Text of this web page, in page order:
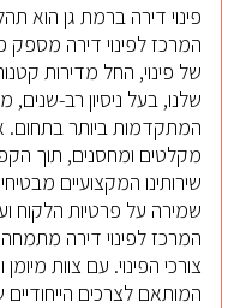
פינוי דירה ברמת גן הוא
המרכז לפינוי דירה מספק
של פינוי, החל מדירות
שלנו, בעל ניסיון רב-שנים,
המתקדמות ביותר בתחום.
מקלטים ומחסנים, תוך
שירותינו המקצועיים
שמירה על פרטיות הלקוח
המרכז לפינוי דירה
צורכי הפינוי. עם צוות
המותאם לצרכים